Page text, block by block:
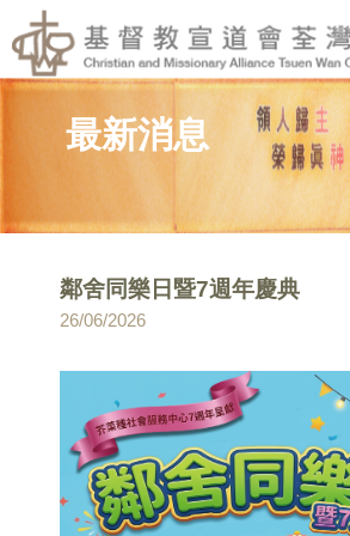
最新消息
鄰舍同樂日暨7週年慶典
26/06/2026